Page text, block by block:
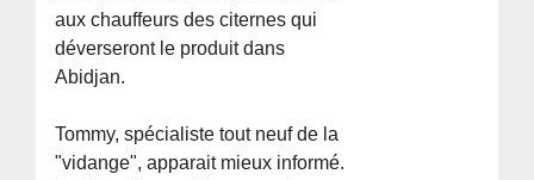
aux chauffeurs des citernes qui
déverseront le produit dans
Abidjan.
Tommy, spécialiste tout neuf de la
"vidange", apparait mieux informé.